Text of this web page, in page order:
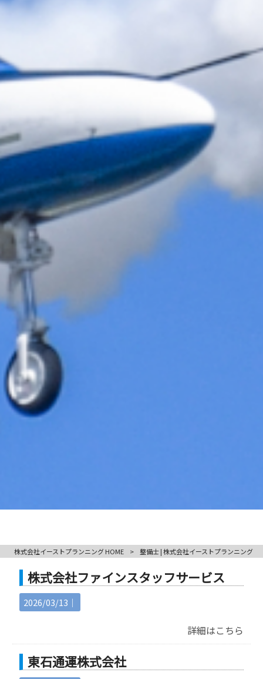
株式会社イーストプランニング HOME > 整備士 | 株式会社イーストプランニング
株式会社ファインスタッフサービス
2026/03/13｜
詳細はこちら
東石通運株式会社